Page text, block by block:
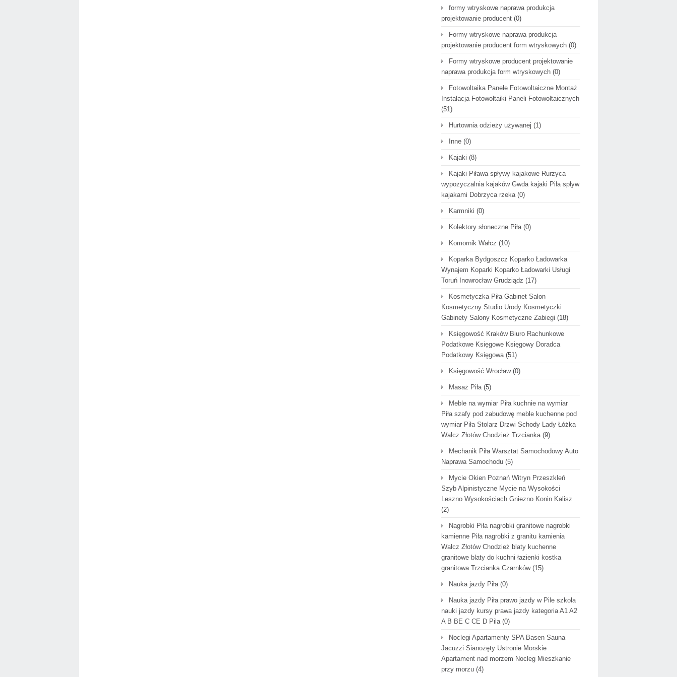
formy wtryskowe naprawa produkcja
projektowanie producent (0)
Formy wtryskowe naprawa produkcja
projektowanie producent form wtryskowych (0)
Formy wtryskowe producent projektowanie
naprawa produkcja form wtryskowych (0)
Fotowoltaika Panele Fotowoltaiczne Montaż
Instalacja Fotowoltaiki Paneli Fotowoltaicznych
(51)
Hurtownia odzieży używanej (1)
Inne (0)
Kajaki (8)
Kajaki Piława spływy kajakowe Rurzyca
wypożyczalnia kajaków Gwda kajaki Piła spływ
kajakami Dobrzyca rzeka(0)
Karmniki (0)
Kolektory słoneczne Piła(0)
Komornik Wałcz (10)
Koparka Bydgoszcz Koparko Ładowarka
Wynajem Koparki Koparko Ładowarki Usługi
Toruń Inowrocław Grudziądz (17)
Kosmetyczka Piła Gabinet Salon
Kosmetyczny Studio Urody Kosmetyczki
Gabinety Salony Kosmetyczne Zabiegi (18)
Księgowość Kraków Biuro Rachunkowe
Podatkowe Księgowe Księgowy Doradca
Podatkowy Księgowa(51)
Księgowość Wrocław(0)
Masaż Piła(5)
Meble na wymiar Piła kuchnie na wymiar
Piła szafy pod zabudowę meble kuchenne pod
wymiar Piła Stolarz Drzwi Schody Lady Łóżka
Wałcz Złotów Chodzież Trzcianka(9)
Mechanik Piła Warsztat Samochodowy Auto
Naprawa Samochodu (5)
Mycie Okien Poznań Witryn Przeszkleń
Szyb Alpinistyczne Mycie na Wysokości
Leszno Wysokościach Gniezno Konin Kalisz
(2)
Nagrobki Piła nagrobki granitowe nagrobki
kamienne Piła nagrobki z granitu kamienia
Wałcz Złotów Chodzież blaty kuchenne
granitowe blaty do kuchni łazienki kostka
granitowa Trzcianka Czarnków(15)
Nauka jazdy Piła(0)
Nauka jazdy Piła prawo jazdy w Pile szkoła
nauki jazdy kursy prawa jazdy kategoria A1 A2
A B BE C CE D Pila(0)
Noclegi Apartamenty SPA Basen Sauna
Jacuzzi Sianożęty Ustronie Morskie
Apartament nad morzem Nocleg Mieszkanie
przy morzu (4)